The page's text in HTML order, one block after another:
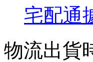
宅配通
物流出貨